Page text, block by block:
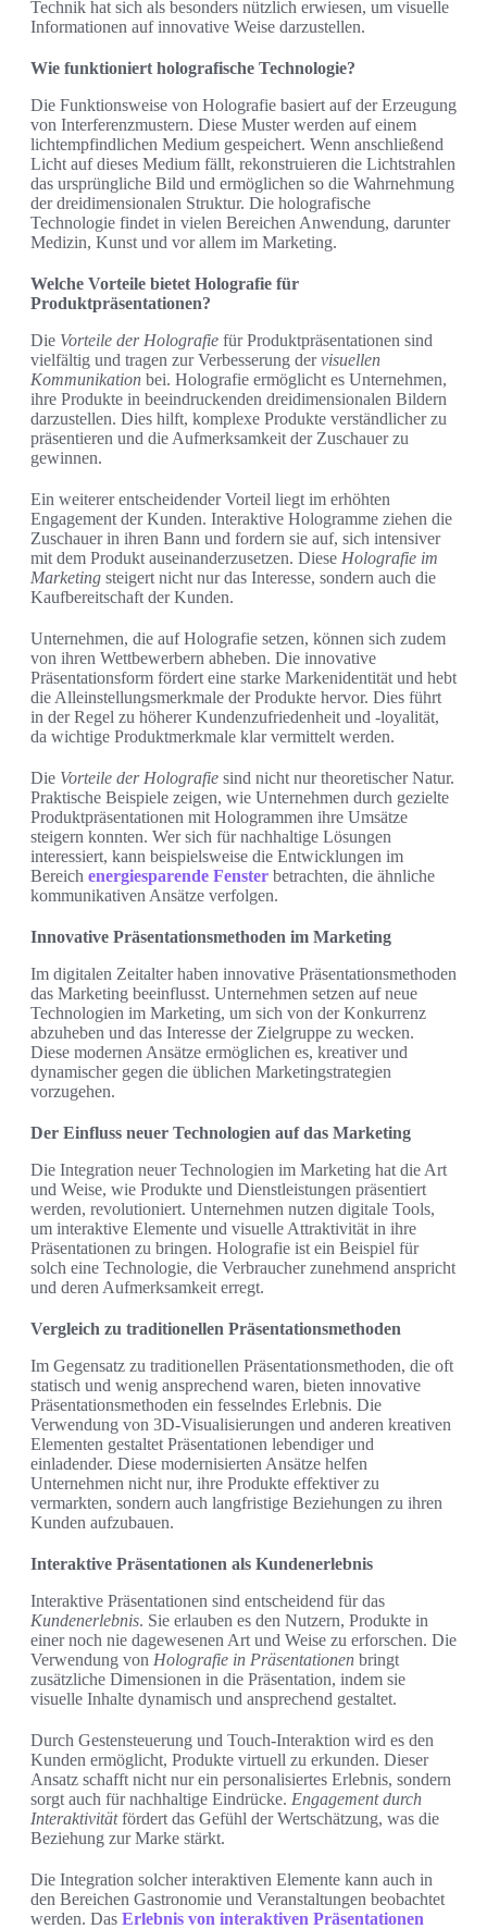
Technik hat sich als besonders nützlich erwiesen, um visuelle
Informationen auf innovative Weise darzustellen.
Wie funktioniert holografische Technologie?
Die Funktionsweise von Holografie basiert auf der Erzeugung
von Interferenzmustern. Diese Muster werden auf einem
lichtempfindlichen Medium gespeichert. Wenn anschließend
Licht auf dieses Medium fällt, rekonstruieren die Lichtstrahlen
das ursprüngliche Bild und ermöglichen so die Wahrnehmung
der dreidimensionalen Struktur. Die holografische
Technologie findet in vielen Bereichen Anwendung, darunter
Medizin, Kunst und vor allem im Marketing.
Welche Vorteile bietet Holografie für
Produktpräsentationen?
Die Vorteile der Holografie für Produktpräsentationen sind
vielfältig und tragen zur Verbesserung dervisuellen
Kommunikation bei. Holografie ermöglicht es Unternehmen,
ihre Produkte in beeindruckenden dreidimensionalen Bildern
darzustellen. Dies hilft, komplexe Produkte verständlicher zu
präsentieren und die Aufmerksamkeit der Zuschauer zu
gewinnen.
Ein weiterer entscheidender Vorteil liegt im erhöhten
Engagement der Kunden. Interaktive Hologramme ziehen die
Zuschauer in ihren Bann und fordern sie auf, sich intensiver
mit dem Produkt auseinanderzusetzen. Diese Holografie im
Marketing steigert nicht nur das Interesse, sondern auch die
Kaufbereitschaft der Kunden.
Unternehmen, die auf Holografie setzen, können sich zudem
von ihren Wettbewerbern abheben. Die innovative
Präsentationsform fördert eine starke Markenidentität und hebt
die Alleinstellungsmerkmale der Produkte hervor. Dies führt
in der Regel zu höherer Kundenzufriedenheit und -loyalität,
da wichtige Produktmerkmale klar vermittelt werden.
Die Vorteile der Holografie sind nicht nur theoretischer Natur.
Praktische Beispiele zeigen, wie Unternehmen durch gezielte
Produktpräsentationen mit Hologrammen ihre Umsätze
steigern konnten. Wer sich für nachhaltige Lösungen
interessiert, kann beispielsweise die Entwicklungen im
Bereich energiesparende Fenster betrachten, die ähnliche
kommunikativen Ansätze verfolgen.
Innovative Präsentationsmethoden im Marketing
Im digitalen Zeitalter haben innovative Präsentationsmethoden
das Marketing beeinflusst. Unternehmen setzen auf neue
Technologien im Marketing, um sich von der Konkurrenz
abzuheben und das Interesse der Zielgruppe zu wecken.
Diese modernen Ansätze ermöglichen es, kreativer und
dynamischer gegen die üblichen Marketingstrategien
vorzugehen.
Der Einfluss neuer Technologien auf das Marketing
Die Integration neuer Technologien im Marketing hat die Art
und Weise, wie Produkte und Dienstleistungen präsentiert
werden, revolutioniert. Unternehmen nutzen digitale Tools,
um interaktive Elemente und visuelle Attraktivität in ihre
Präsentationen zu bringen. Holografie ist ein Beispiel für
solch eine Technologie, die Verbraucher zunehmend anspricht
und deren Aufmerksamkeit erregt.
Vergleich zu traditionellen Präsentationsmethoden
Im Gegensatz zu traditionellen Präsentationsmethoden, die oft
statisch und wenig ansprechend waren, bieten innovative
Präsentationsmethoden ein fesselndes Erlebnis. Die
Verwendung von 3D-Visualisierungen und anderen kreativen
Elementen gestaltet Präsentationen lebendiger und
einladender. Diese modernisierten Ansätze helfen
Unternehmen nicht nur, ihre Produkte effektiver zu
vermarkten, sondern auch langfristige Beziehungen zu ihren
Kunden aufzubauen.
Interaktive Präsentationen als Kundenerlebnis
Interaktive Präsentationen sind entscheidend für das
Kundenerlebnis. Sie erlauben es den Nutzern, Produkte in
einer noch nie dagewesenen Art und Weise zu erforschen. Die
Verwendung von Holografie in Präsentationen bringt
zusätzliche Dimensionen in die Präsentation, indem sie
visuelle Inhalte dynamisch und ansprechend gestaltet.
Durch Gestensteuerung und Touch-Interaktion wird es den
Kunden ermöglicht, Produkte virtuell zu erkunden. Dieser
Ansatz schafft nicht nur ein personalisiertes Erlebnis, sondern
sorgt auch für nachhaltige Eindrücke. Engagement durch
Interaktivitätfördert das Gefühl der Wertschätzung, was die
Beziehung zur Marke stärkt.
Die Integration solcher interaktiven Elemente kann auch in
den Bereichen Gastronomie und Veranstaltungen beobachtet
werden. Das Erlebnis von interaktiven Präsentationen